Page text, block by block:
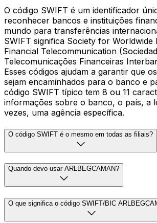
O código SWIFT é um identificador
reconhecer bancos e instituições
mundo para transferências
SWIFT significa Society for Worldwide
Financial Telecommunication
Telecomunicações Financeiras
Esses códigos ajudam a garantir que
sejam encaminhados para o banco e
código SWIFT típico tem 8 ou 11
informações sobre o banco, o país, a
vezes, uma agência específica.
O código SWIFT é o mesmo em todas as filiais?
Quando devo usar ARLBEGCAMAN?
O que significa o código SWIFT/BIC